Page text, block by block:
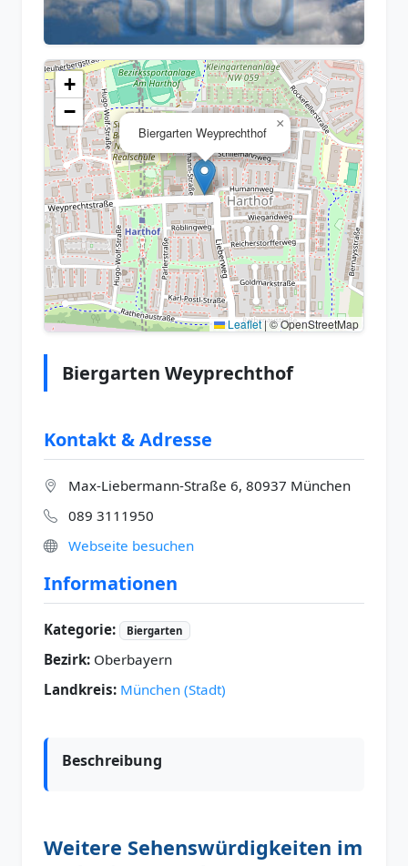
Biergarten Weyprechthof
×
+
−
Leaflet|© OpenStreetMap
Biergarten Weyprechthof
Kontakt & Adresse
Max-Liebermann-Straße 6, 80937 München
089 3111950
Webseite besuchen
Informationen
Kategorie: Biergarten
Bezirk: Oberbayern
Landkreis: München (Stadt)
Beschreibung
Weitere Sehenswürdigkeiten im